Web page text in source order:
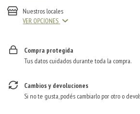
Nuestros locales
VER OPCIONES
Compra protegida
Tus datos cuidados durante toda la compra.
Cambios y devoluciones
Si no te gusta, podés cambiarlo por otro o